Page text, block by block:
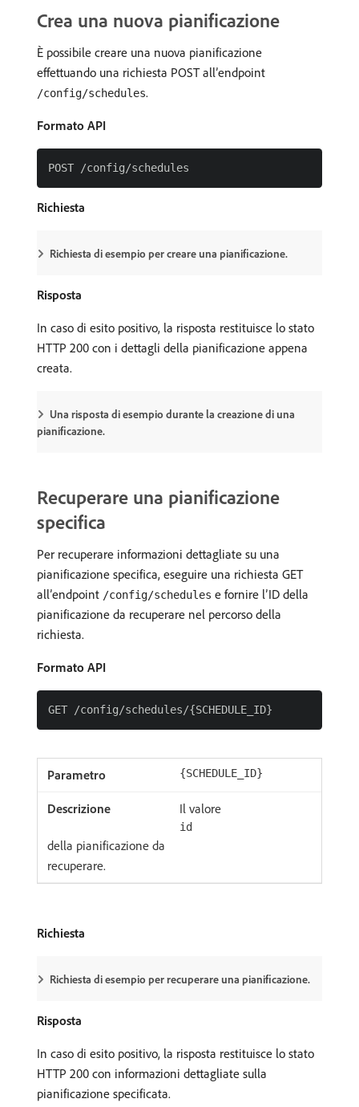
Crea una nuova pianificazione
È possibile creare una nuova pianificazione
effettuando una richiesta POST all’endpoint
/config/schedules.
Formato API
Richiesta
Richiesta di esempio per creare una pianificazione.
Risposta
In caso di esito positivo, la risposta restituisce lo stato
HTTP 200 con i dettagli della pianificazione appena
creata.
Una risposta di esempio durante la creazione di una
pianificazione.
Recuperare una pianificazione
specifica
Per recuperare informazioni dettagliate su una
pianificazione specifica, eseguire una richiesta GET
all’endpoint /config/schedules e fornire l’ID della
pianificazione da recuperare nel percorso della
richiesta.
Formato API
{SCHEDULE_ID}
Il valore
id
della pianificazione da
recuperare.
Richiesta
Richiesta di esempio per recuperare una pianificazione.
Risposta
In caso di esito positivo, la risposta restituisce lo stato
HTTP 200 con informazioni dettagliate sulla
pianificazione specificata.